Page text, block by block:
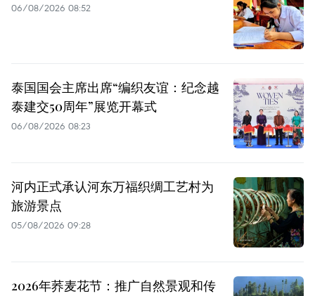
06/08/2026 08:52
泰国国会主席出席“编织友谊：纪念越
泰建交50周年”展览开幕式
06/08/2026 08:23
河内正式承认河东万福织绸工艺村为
旅游景点
05/08/2026 09:28
2026年荞麦花节：推广自然景观和传